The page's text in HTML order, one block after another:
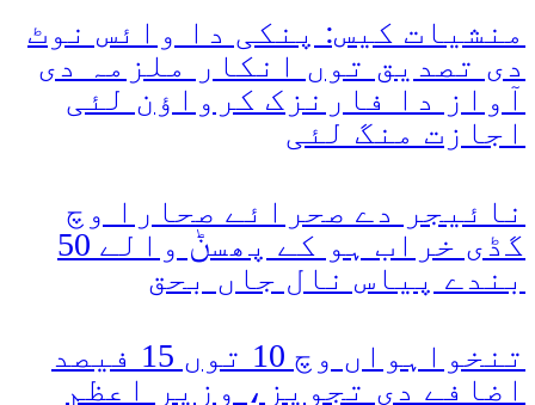
منشیات کیس: پنکی دا وائس نوٹ
دی تصدیق توں انکار ملزمہ دی
آواز دا فارنزک کرواؤن لئی
اجازت منگ لئی
نائیجر دے صحرائے صحارا وچ
گڈی خراب ہو کے پھسݨ والے 50
بندے پیاس نال جاں بحق
تنخواہواں وچ 10 توں 15 فیصد
اضافے دی تجویز، وزیر اعظم